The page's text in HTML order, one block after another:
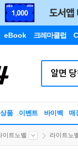
eBook 크레마클럽
품 이벤트 바이백 매
이트노벨 라이트노